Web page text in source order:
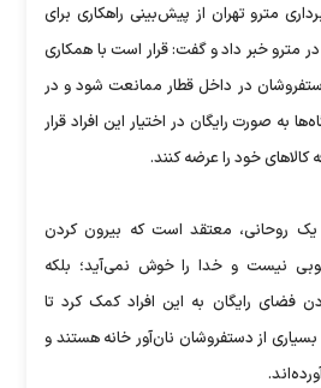
مترو تهران از پیش‌بینی راهکاری برای
مترو خبر داد و گفت: قرار است با همکاری
در داخل قطار ممانعت شود و در
به صورت رایگان در اختیار این افراد قرار
خود را عرضه کنند.
یک روحانی، معتقد است که بیرون کردن
نیست و خدا را خوش نمی‌آید؛ بلکه
فضای رایگان به این افراد کمک کرد تا
از دستفروشان نان‌آور خانه هستند و